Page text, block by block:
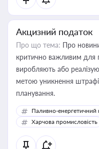
Акцизний податок
Про що тема: Про
критично важливим для
виробляють або
метою уникнення
планування.
Паливно-енергетичний
Харчова промисловість